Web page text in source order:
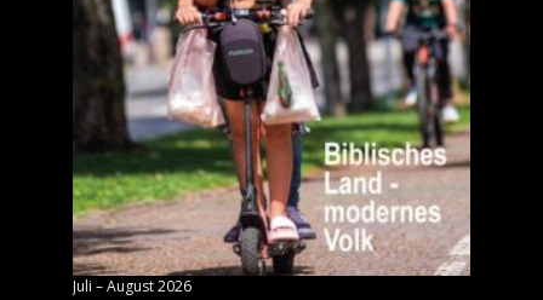
Juli – August 2026